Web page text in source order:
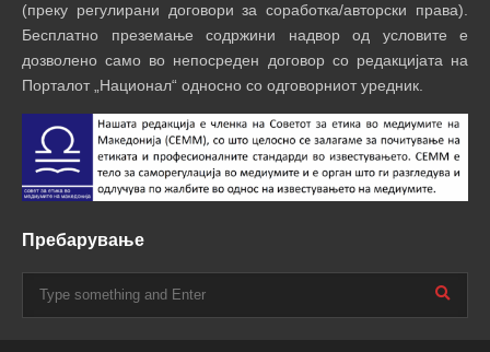
(преку регулирани договори за соработка/авторски права).
Бесплатно преземање содржини надвор од условите е
дозволено само во непосреден договор со редакцијата на
Порталот „Национал“ односно со одговорниот уредник.
Пребарување